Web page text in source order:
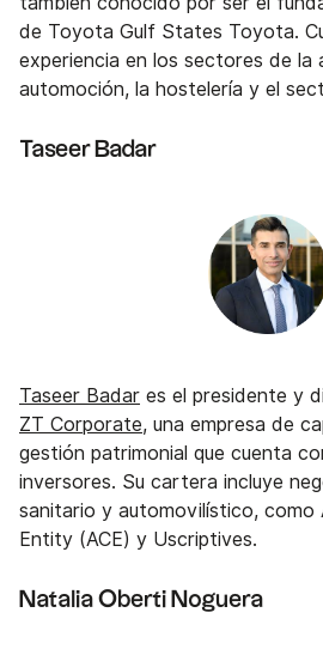
de Toyota Gulf States Toyota.
experiencia en los sectores de la
automoción, la hostelería y el
Taseer Badar
Taseer Badar es el presidente y
ZT Corporate, una empresa de
gestión patrimonial que cuenta
inversores. Su cartera incluye
sanitario y automovilístico, como
Entity (ACE) y Uscriptives.
Natalia Oberti Noguera